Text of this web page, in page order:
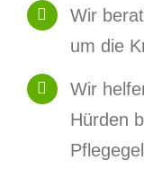
Wir
um die
Wir
Hürden